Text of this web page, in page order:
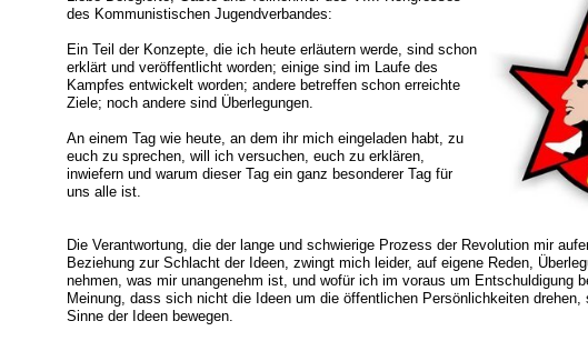
des Kommunistischen Jugendverbandes:
Ein Teil der Konzepte, die ich heute erläutern werde, sind schon
erklärt und veröffentlicht worden; einige sind im Laufe des
Kampfes entwickelt worden; andere betreffen schon erreichte
Ziele; noch andere sind Überlegungen.
An einem Tag wie heute, an dem ihr mich eingeladen habt, zu
euch zu sprechen, will ich versuchen, euch zu erklären,
inwiefern und warum dieser Tag ein ganz besonderer Tag für
uns alle ist.
Die Verantwortung, die der lange und schwierige Prozess der Revolution mir
Beziehung zur Schlacht der Ideen, zwingt mich leider, auf eigene Reden,
nehmen, was mir unangenehm ist, und wofür ich im voraus um Entschuldigung
Meinung, dass sich nicht die Ideen um die öffentlichen Persönlichkeiten drehen,
Sinne der Ideen bewegen.